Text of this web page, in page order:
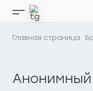
Перейти
содержимому
Кнопка
бокового
меню
Главная страница
Анонимный